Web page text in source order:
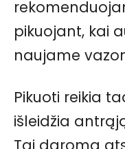
pikuojant, kai
naujame
Pikuoti reikia
išleidžia
Tai daroma